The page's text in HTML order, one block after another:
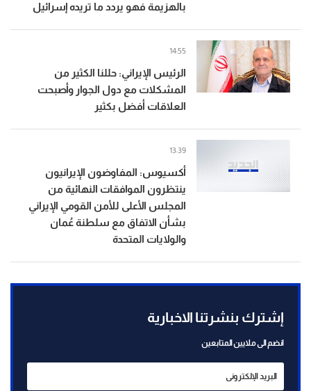
بالهزيمة فهو يردد ما تريده إسرائيل
الرئيس الإيراني: حللنا الكثير من
المشكلات مع دول الجوار وأصبحت
العلاقات أفضل بكثير
14:55
أكسيوس: المفاوضون الإيرانيون
ينتظرون الموافقات النهائية من
المجلس الأعلى للأمن القومي الإيراني
بشأن الاتفاق مع سلطنة عُمان
والولايات المتحدة
13:39
إشترك بنشرتنا الاخبارية
انضم الى ملايين المتابعين